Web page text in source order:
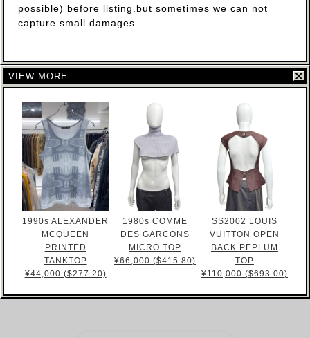
possible) before listing.but sometimes we can not
capture small damages.
VIEW MORE
1990s ALEXANDER
MCQUEEN
PRINTED
TANKTOP
¥44,000 ($277.20)
1980s COMME
DES GARCONS
MICRO TOP
¥66,000 ($415.80)
SS2002 LOUIS
VUITTON OPEN
BACK PEPLUM
TOP
¥110,000 ($693.00)